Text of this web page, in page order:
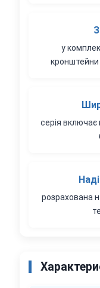
у
серія включає
розрахована